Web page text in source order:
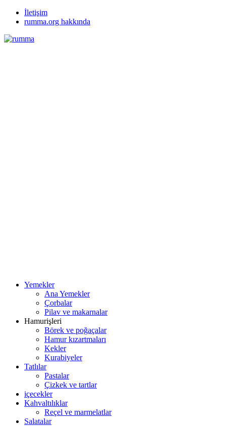
İletişim
rumma.org hakkında
Yemekler
Ana Yemekler
Çorbalar
Pilav ve makarnalar
Hamurişleri
Börek ve poğaçalar
Hamur kızartmaları
Kekler
Kurabiyeler
Tatlılar
Pastalar
Çizkek ve tartlar
içecekler
Kahvaltılıklar
Reçel ve marmelatlar
Salatalar